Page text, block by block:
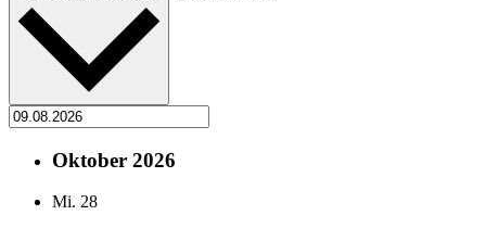
Oktober 2026
Mi. 28